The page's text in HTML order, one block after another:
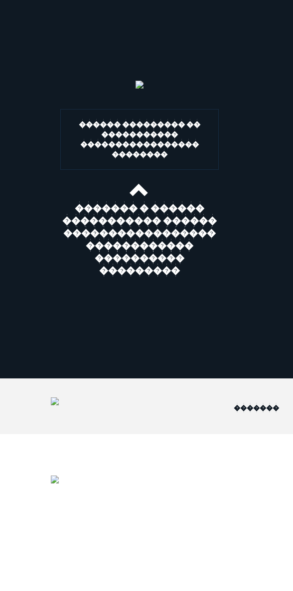
������ ��������� ��
�����������
�����������������
��������
������� � ������
����������� ������
�����������������
������������
����������
���������
�������